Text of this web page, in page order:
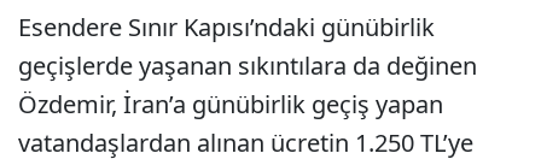
Esendere Sınır Kapısı’ndaki günübirlik
geçişlerde yaşanan sıkıntılara da değinen
Özdemir, İran’a günübirlik geçiş yapan
vatandaşlardan alınan ücretin 1.250 TL’ye